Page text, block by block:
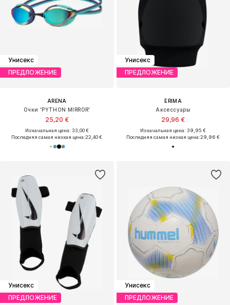
Унисекс
ПРЕДЛОЖЕНИЕ
ARENA
Очки 'PYTHON MIRROR'
25,20 €
Изначальная цена: 33,00 €
Последняя самая низкая цена:22,40 €
Унисекс
ПРЕДЛОЖЕНИЕ
ERIMA
Аксессуары
29,96 €
Изначальная цена: 39,95 €
Последняя самая низкая цена:29,96 €
Унисекс
ПРЕДЛОЖЕНИЕ
Унисекс
ПРЕДЛОЖЕНИЕ